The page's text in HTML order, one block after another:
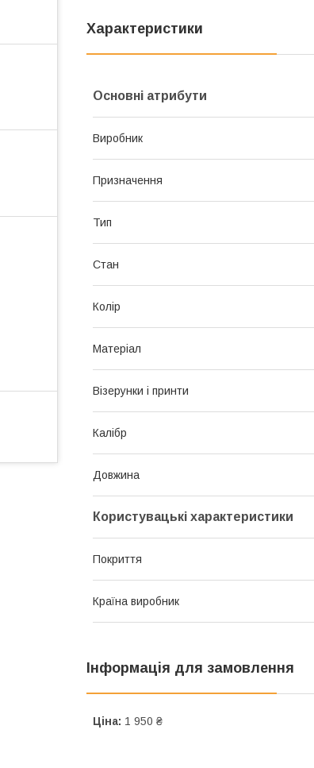
Характеристики
Основні атрибути
Виробник
Призначення
Тип
Стан
Колір
Матеріал
Візерунки і принти
Калібр
Довжина
Користувацькі характеристики
Покриття
Країна виробник
Інформація для замовлення
Ціна: 1 950 ₴